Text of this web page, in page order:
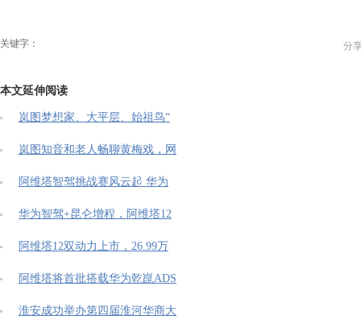
分
关键字：
本文延伸阅读
岚图梦想家、大平层、始祖鸟“
岚图知音和老人畅聊黄梅戏，网
阿维塔智驾挑战赛风云起 华为
华为智驾+昆仑增程，阿维塔12
阿维塔12双动力上市，26.99万
阿维塔将首批搭载华为乾崑ADS
淮安成功举办第四届淮河华商大